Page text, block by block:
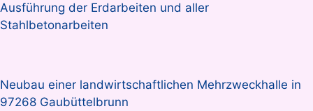
Ausführung der Erdarbeiten und aller
Stahlbetonarbeiten
Neubau einer landwirtschaftlichen Mehrzweckhalle in
97268 Gaubüttelbrunn